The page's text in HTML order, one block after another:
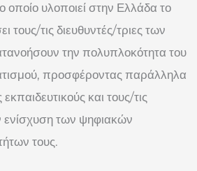
οποίο υλοποιεί στην Ελλάδα το
τις διευθυντές/τριες των
την πολυπλοκότητα του
προσφέροντας παράλληλα
και τους/τις
ενίσχυση των ψηφιακών
τους.